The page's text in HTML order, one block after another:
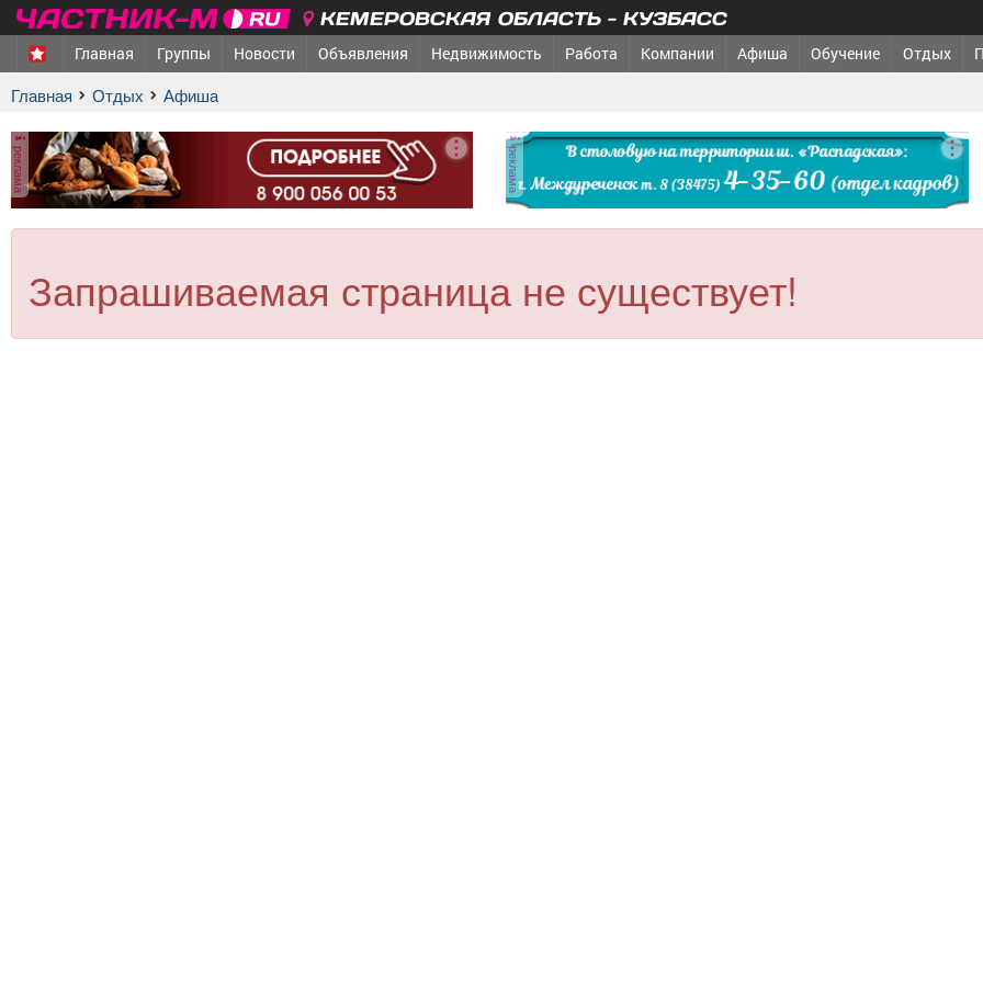
КЕМЕРОВСКАЯ ОБЛАСТЬ - КУЗБАСС
Главная Группы Новости Объявления Недвижимость Работа Компании Афиша Обучение Отдых
Главная Отдых афиша
реклама реклама
Запрашиваемая страница не существует!